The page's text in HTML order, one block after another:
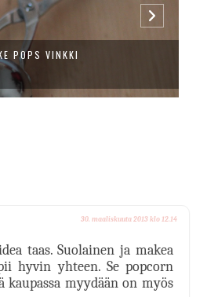
POPS VINKKI
30. maaliskuuta 2013 klo 12.14
taas. Suolainen ja makea
hyvin yhteen. Se popcorn
kaupassa myydään on myös